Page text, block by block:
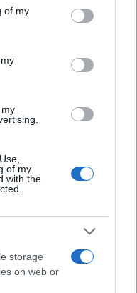
of my
of my
with the
storage
on web or
crveni tepih prošao